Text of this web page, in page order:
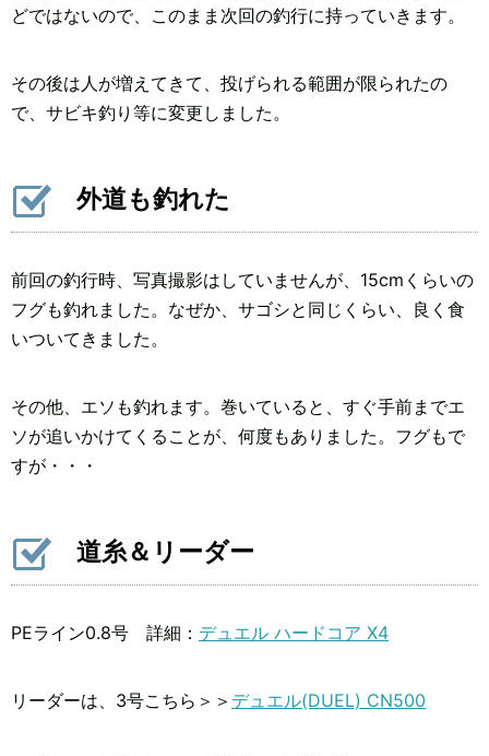
どではないので、このまま次回の釣行に持っていきます。
その後は人が増えてきて、投げられる範囲が限られたの
で、サビキ釣り等に変更しました。
外道も釣れた
前回の釣行時、写真撮影はしていませんが、15cmくらいの
フグも釣れました。なぜか、サゴシと同じくらい、良く食
いついてきました。
その他、エソも釣れます。巻いていると、すぐ手前までエ
ソが追いかけてくることが、何度もありました。フグもで
すが・・・
道糸＆リーダー
PEライン0.8号 詳細： デュエル ハードコア X4
リーダーは、3号こちら＞＞ デュエル(DUEL) CN500